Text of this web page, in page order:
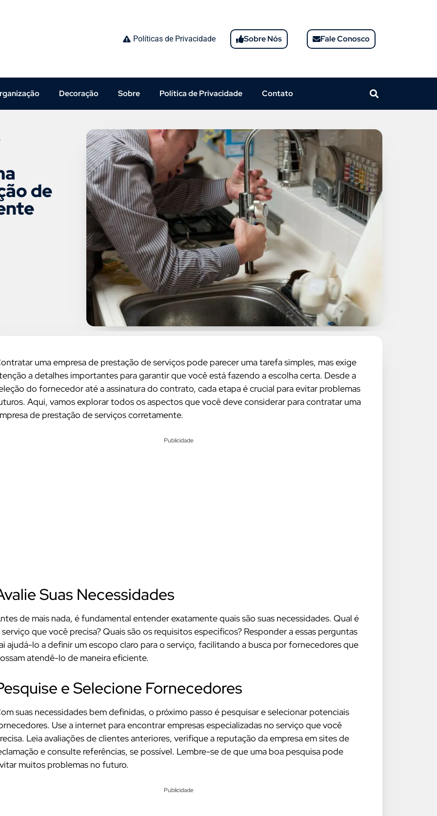
Políticas de Privacidade Sobre Nós Fale Conosco
Decoração Sobre Política de Privacidade Contato
de
uma empresa de prestação de serviços pode parecer uma tarefa simples, mas exige
a detalhes importantes para garantir que você está fazendo a escolha certa. Desde a
do fornecedor até a assinatura do contrato, cada etapa é crucial para evitar problemas
Aqui, vamos explorar todos os aspectos que você deve considerar para contratar uma
de prestação de serviços corretamente.
Publicidade
Suas Necessidades
de mais nada, é fundamental entender exatamente quais são suas necessidades. Qual é
que você precisa? Quais são os requisitos específicos? Responder a essas perguntas
ajudá-lo a definir um escopo claro para o serviço, facilitando a busca por fornecedores que
atendê-lo de maneira eficiente.
e Selecione Fornecedores
suas necessidades bem definidas, o próximo passo é pesquisar e selecionar potenciais
Use a internet para encontrar empresas especializadas no serviço que você
Leia avaliações de clientes anteriores, verifique a reputação da empresa em sites de
e consulte referências, se possível. Lembre-se de que uma boa pesquisa pode
muitos problemas no futuro.
Publicidade